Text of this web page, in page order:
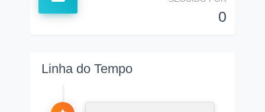
0
Linha do Tempo